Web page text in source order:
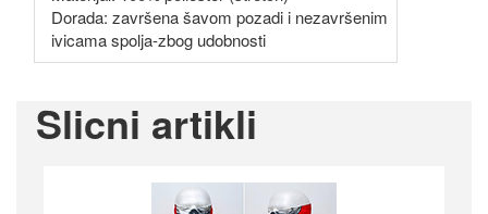
Dorada: završena šavom pozadi i nezavršenim
ivicama spolja-zbog udobnosti
Slicni artikli